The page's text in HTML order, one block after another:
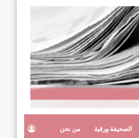
الصحيفة ورقية من نحن